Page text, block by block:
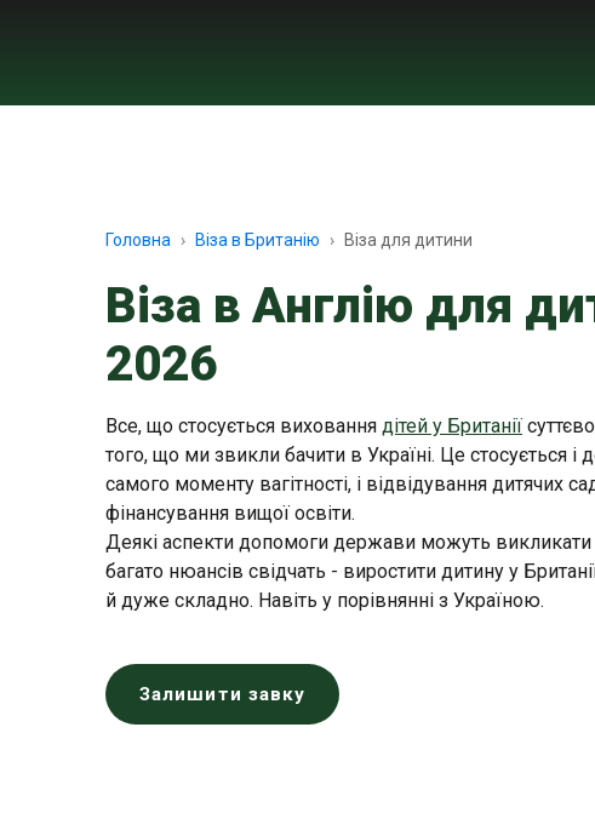
Головна Віза в Британію Віза для дитини
Віза в Англію для
2026
Все, що стосується виховання дітей у Британії
того, що ми звикли бачити в Україні. Це стосується
самого моменту вагітності, і відвідування дитячих
фінансування вищої освіти.
Деякі аспекти допомоги держави можуть викликати
багато нюансів свідчать - виростити дитину у
й дуже складно. Навіть у порівнянні з Україною.
Залишити завку